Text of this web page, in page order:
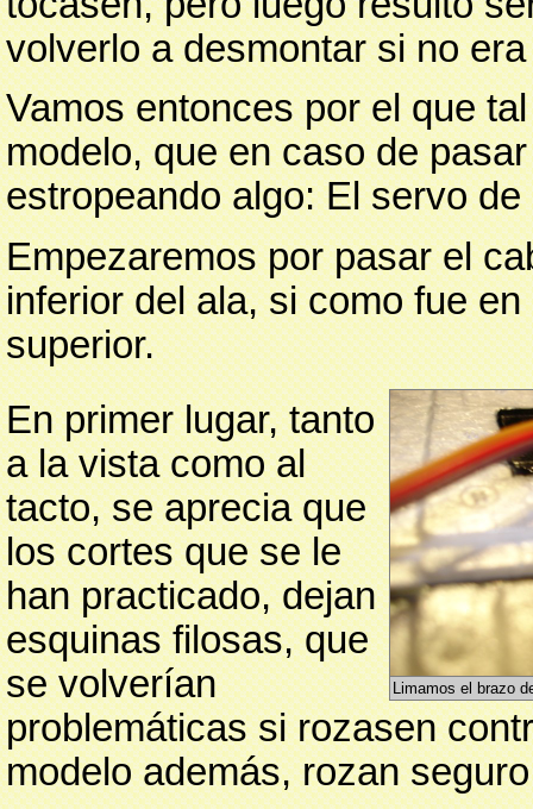
volverlo a desmontar si no
Vamos entonces por el que
modelo, que en caso de
estropeando algo: El servo
Empezaremos por pasar el
inferior del ala, si como fue
superior.
Limamos el brazo
En primer lugar, tanto
a la vista como al
tacto, se aprecia que
los cortes que se le
han practicado, dejan
esquinas filosas, que
se volverían
problemáticas si rozasen
modelo además, rozan